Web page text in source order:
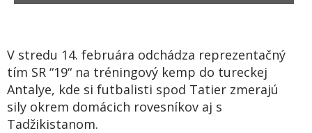
V stredu 14. februára odchádza reprezentačný
tím SR “19“ na tréningový kemp do tureckej
Antalye, kde si futbalisti spod Tatier zmerajú
sily okrem domácich rovesníkov aj s
Tadžikistanom.